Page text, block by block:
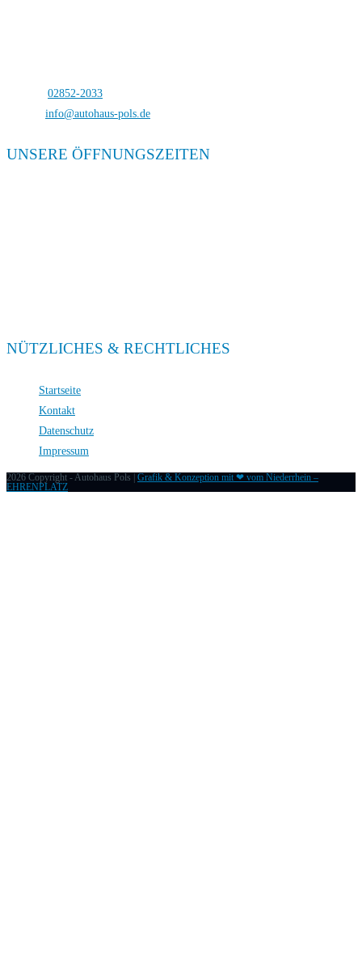
02852-2033
info@autohaus-pols.de
UNSERE ÖFFNUNGSZEITEN
NÜTZLICHES & RECHTLICHES
Startseite
Kontakt
Datenschutz
Impressum
2026 Copyright - Autohaus Pols | Grafik & Konzeption mit ❤ vom Niederrhein –
EHRENPLATZ